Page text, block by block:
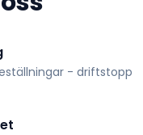
- driftstopp